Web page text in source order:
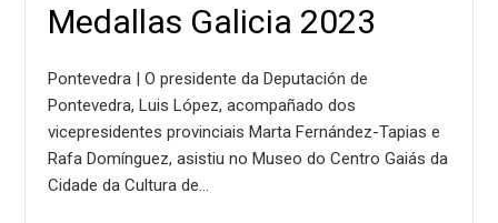
Medallas Galicia 2023
Pontevedra | O presidente da Deputación de
Pontevedra, Luis López, acompañado dos
vicepresidentes provinciais Marta Fernández-Tapias e
Rafa Domínguez, asistiu no Museo do Centro Gaiás da
Cidade da Cultura de…